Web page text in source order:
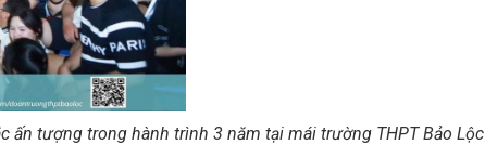
tượng trong hành trình 3 năm tại mái trường THPT Bảo Lộc